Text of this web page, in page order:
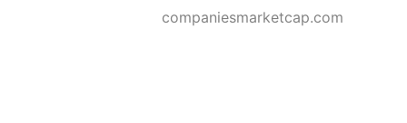
companiesmarketcap.com